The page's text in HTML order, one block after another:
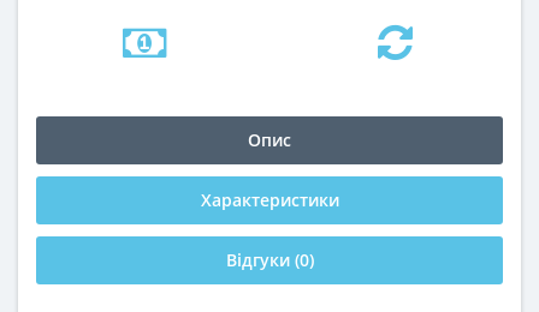
Опис
Характеристики
Відгуки (0)